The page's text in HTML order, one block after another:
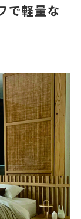
で軽量な